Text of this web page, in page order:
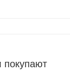
покупают